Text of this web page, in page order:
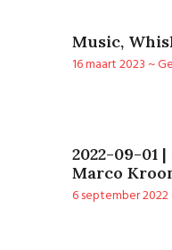
Music,
16 maart 2023
2022-09-01
Marco
6 september 2022